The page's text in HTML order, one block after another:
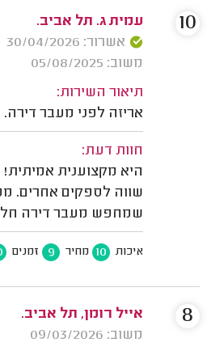
עמית ג. תל אביב.
אשרור: 30/04/2026
משוב: 05/08/2025
תיאור השירות:
אריזה לפני מעבר דירה.
חוות דעת:
היא מקצוענית
שווה לספקים אחרים.
שמחפש מעבר דירה
איכות 10 מחיר 9 זמנים
10
אייל רומן, תל אביב.
משוב: 09/03/2026
8